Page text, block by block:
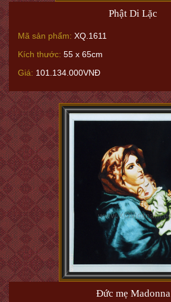
Phật Di Lặc
Mã sản phẩm: XQ.1611
Kích thước: 55 x 65cm
Giá: 101.134.000VNĐ
Đức mẹ Madonna